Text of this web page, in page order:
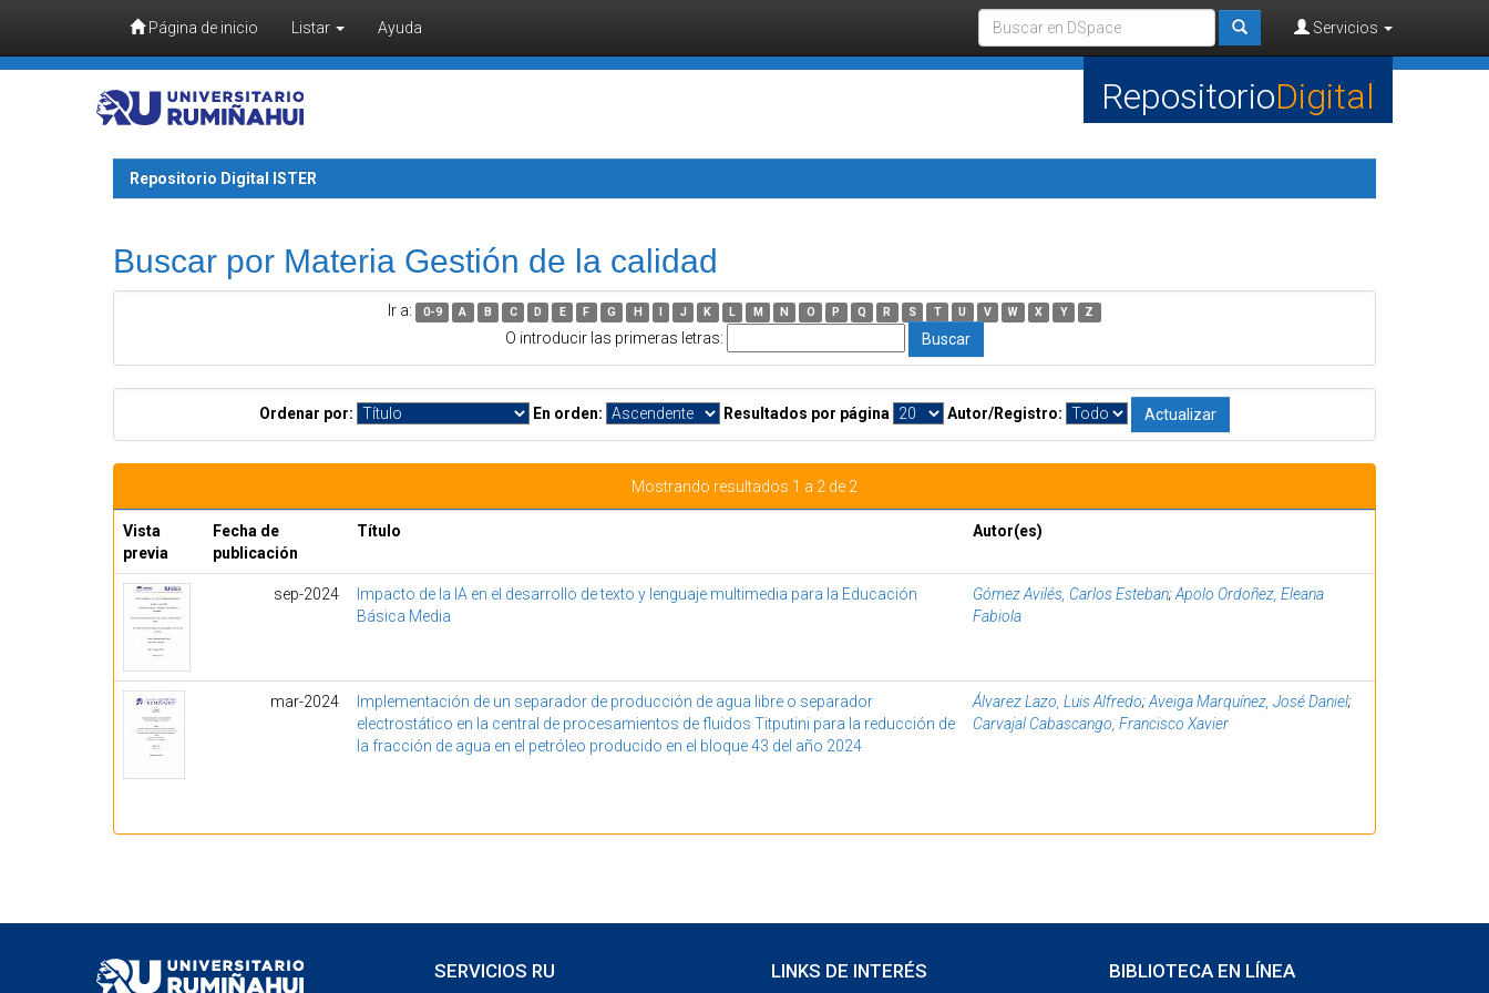
Skip navigation
Página de inicio Listar Ayuda Servicios
RepositorioDigital
Repositorio Digital ISTER
Buscar por Materia Gestión de la calidad
Ir a: 0-9 A B C D E F G H J K L M N O P Q R S T U V W X Y Z
O introducir las primeras letras:
Ordenar por: En orden: Resultados por página Autor/Registro:
Mostrando resultados 1 a 2 de 2
Vista
previa
Fecha de
publicación
Título Autor(es)
sep-2024
Impacto de la IA en el desarrollo de texto y lenguaje multimedia para la Educación
Básica Media
Gómez Avilés, Carlos Esteban;Apolo Ordoñez, Eleana
Fabiola
mar-2024
Implementación de un separador de producción de agua libre o separador
electrostático en la central de procesamientos de fluidos Titputini para la reducción de
la fracción de agua en el petróleo producido en el bloque 43 del año 2024
Álvarez Lazo, Luis Alfredo;Aveiga Marquínez, José Daniel;
Carvajal Cabascango, Francisco Xavier
SERVICIOS RU LINKS DE INTERÉS BIBLIOTECA EN LÍNEA